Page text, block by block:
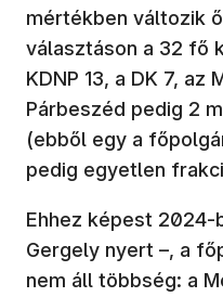
mértékben változik
választáson a 32 fő
KDNP 13, a DK 7, az
Párbeszéd pedig 2
(ebből egy a
pedig egyetlen
Ehhez képest 2024-
Gergely nyert –, a
nem áll többség: a